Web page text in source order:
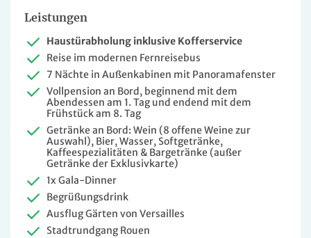
Leistungen
Haustürabholung inklusive Kofferservice
Reise im modernen Fernreisebus
7 Nächte in Außenkabinen mit Panoramafenster
Vollpension an Bord, beginnend mit dem
Abendessen am 1. Tag und endend mit dem
Frühstück am 8. Tag
Getränke an Bord: Wein (8 offene Weine zur
Auswahl), Bier, Wasser, Softgetränke,
Kaffeespezialitäten & Bargetränke (außer
Getränke der Exklusivkarte)
1x Gala-Dinner
Begrüßungsdrink
Ausflug Gärten von Versailles
Stadtrundgang Rouen